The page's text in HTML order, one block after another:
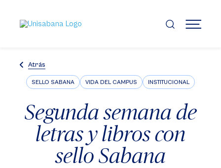
contenido
principal
MENÚ
Atrás
SELLO SABANA VIDA DEL CAMPUS INSTITUCIONAL
Segunda semana de
letras y libros con
sello Sabana